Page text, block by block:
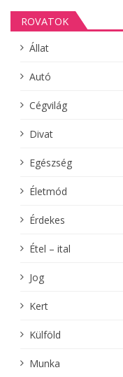
ROVATOK
Állat
Autó
Cégvilág
Divat
Egészség
Életmód
Érdekes
Étel – ital
Jog
Kert
Külföld
Munka